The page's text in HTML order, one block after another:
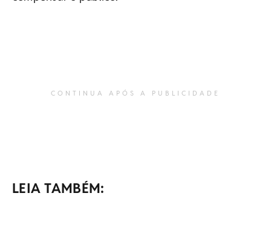
CONTINUA APÓS A PUBLICIDADE
LEIA TAMBÉM: